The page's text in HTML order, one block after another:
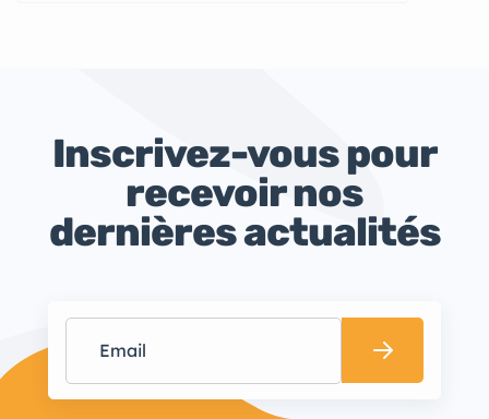
Inscrivez-vous pour
recevoir nos
dernières actualités